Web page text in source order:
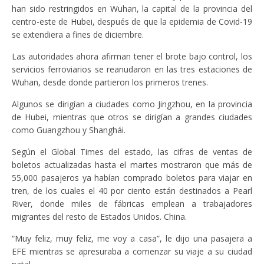
han sido restringidos en Wuhan, la capital de la provincia del
centro-este de Hubei, después de que la epidemia de Covid-19
se extendiera a fines de diciembre.
Las autoridades ahora afirman tener el brote bajo control, los
servicios ferroviarios se reanudaron en las tres estaciones de
Wuhan, desde donde partieron los primeros trenes.
Algunos se dirigían a ciudades como Jingzhou, en la provincia
de Hubei, mientras que otros se dirigían a grandes ciudades
como Guangzhou y Shanghái.
Según el Global Times del estado, las cifras de ventas de
boletos actualizadas hasta el martes mostraron que más de
55,000 pasajeros ya habían comprado boletos para viajar en
tren, de los cuales el 40 por ciento están destinados a Pearl
River, donde miles de fábricas emplean a trabajadores
migrantes del resto de Estados Unidos. China.
“Muy feliz, muy feliz, me voy a casa”, le dijo una pasajera a
EFE mientras se apresuraba a comenzar su viaje a su ciudad